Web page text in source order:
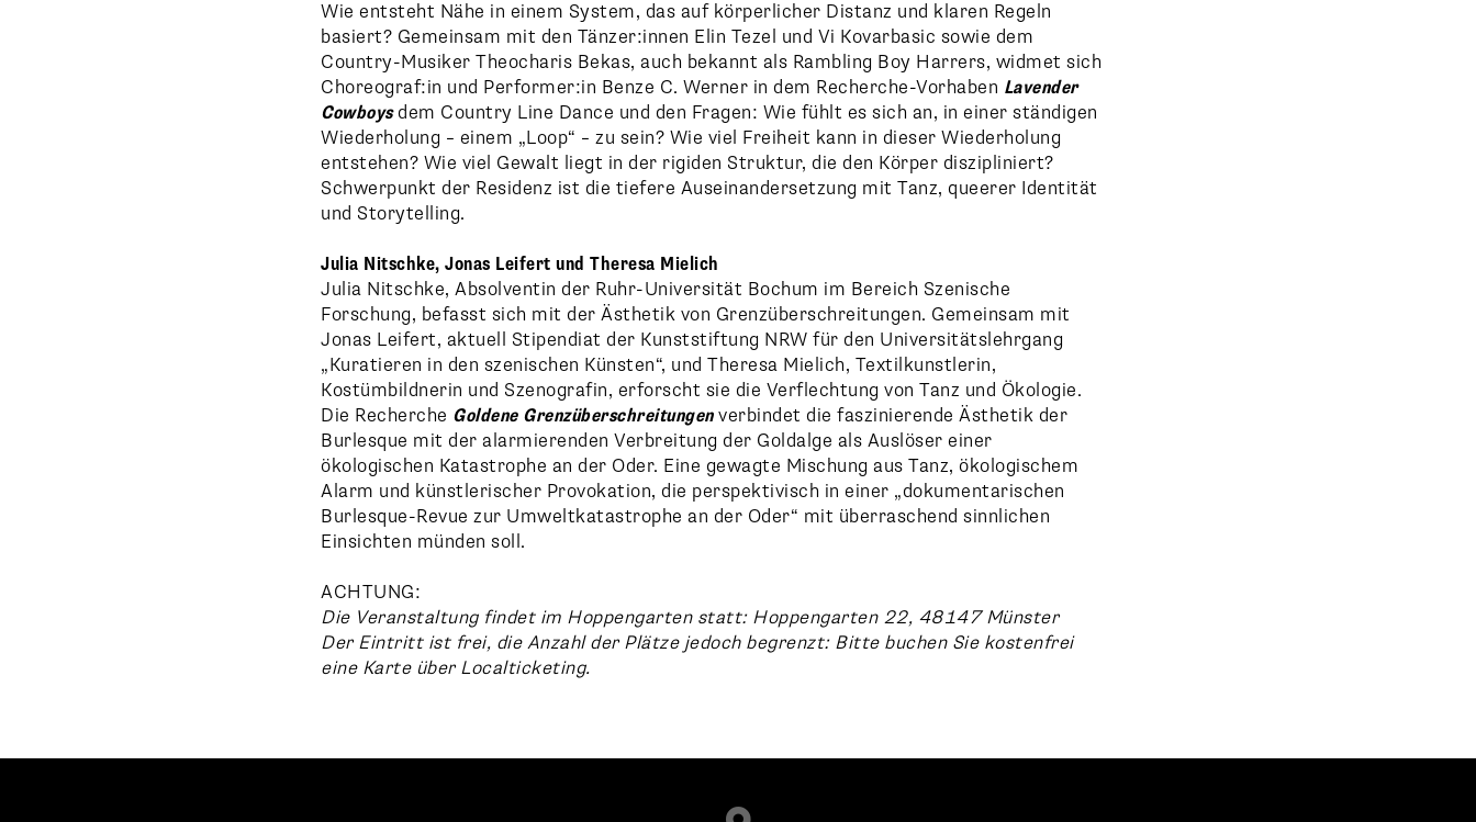
Wie entsteht Nähe in einem System, das auf körperlicher Distanz und klaren Regeln
basiert? Gemeinsam mit den Tänzer:innen Elin Tezel und Vi Kovarbasic sowie dem
Country-Musiker Theocharis Bekas, auch bekannt als Rambling Boy Harrers, widmet sich
Choreograf:in und Performer:in Benze C. Werner in dem Recherche-Vorhaben Lavender
Cowboysdem Country Line Dance und den Fragen: Wie fühlt es sich an, in einer ständigen
Wiederholung – einem „Loop“ – zu sein? Wie viel Freiheit kann in dieser Wiederholung
entstehen? Wie viel Gewalt liegt in der rigiden Struktur, die den Körper diszipliniert?
Schwerpunkt der Residenz ist die tiefere Auseinandersetzung mit Tanz, queerer Identität
und Storytelling.
Julia Nitschke, Jonas Leifert und Theresa Mielich
Julia Nitschke, Absolventin der Ruhr-Universität Bochum im Bereich Szenische
Forschung, befasst sich mit der Ästhetik von Grenzüberschreitungen. Gemeinsam mit
Jonas Leifert, aktuell Stipendiat der Kunststiftung NRW für den Universitätslehrgang
„Kuratieren in den szenischen Künsten“, und Theresa Mielich, Textilkunstlerin,
Kostümbildnerin und Szenografin, erforscht sie die Verflechtung von Tanz und Ökologie.
Die Recherche Goldene Grenzüberschreitungenverbindet die faszinierende Ästhetik der
Burlesque mit der alarmierenden Verbreitung der Goldalge als Auslöser einer
ökologischen Katastrophe an der Oder. Eine gewagte Mischung aus Tanz, ökologischem
Alarm und künstlerischer Provokation, die perspektivisch in einer „dokumentarischen
Burlesque-Revue zur Umweltkatastrophe an der Oder“ mit überraschend sinnlichen
Einsichten münden soll.
ACHTUNG:
Die Veranstaltung findet im Hoppengarten statt: Hoppengarten 22, 48147 Münster
Der Eintritt ist frei, die Anzahl der Plätze jedoch begrenzt: Bitte buchen Sie kostenfrei
eine Karte über Localticketing.